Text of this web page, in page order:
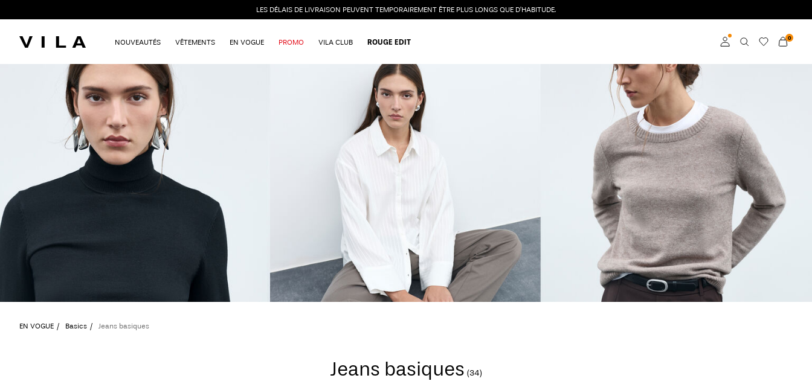
LES DÉLAIS DE LIVRAISON PEUVENT TEMPORAIREMENT ÊTRE PLUS LONGS QUE D’HABITUDE.
Connexion
Devenez membre
En savoir plus sur VILA
Club
0
NOUVEAUTÉS VÊTEMENTS EN VOGUE PROMO VILA CLUB ROUGE EDIT
EN VOGUE Basics Jeans basiques
Jeans basiques (34)